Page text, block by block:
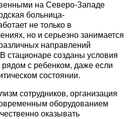
на Северо-Западе
больница-
не только в
но и серьезно занимается
направлений
стационаре созданы условия
с ребенком, даже если
состоянии.
сотрудников, организация
оборудованием
оказывать